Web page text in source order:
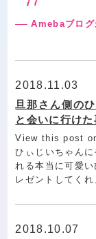
Amebaブログ
2018.11.03
旦那さん側の
と会いに行け
View this post
ひぃじいちゃん
れる本当に可愛
レゼントしてく
2018.10.07